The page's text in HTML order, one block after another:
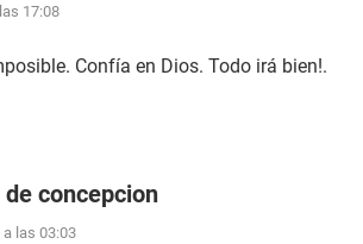
17:08
Confía en Dios. Todo irá bien!.
concepcion
las 03:03